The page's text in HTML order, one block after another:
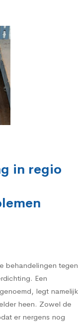
in regio
behandelingen tegen
Een
legt namelijk
heen. Zowel de
er nergens nog